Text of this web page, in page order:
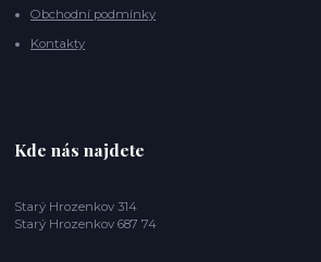
Obchodní podmínky
Kontakty
Kde nás najdete
Starý Hrozenkov 314
Starý Hrozenkov 687 74